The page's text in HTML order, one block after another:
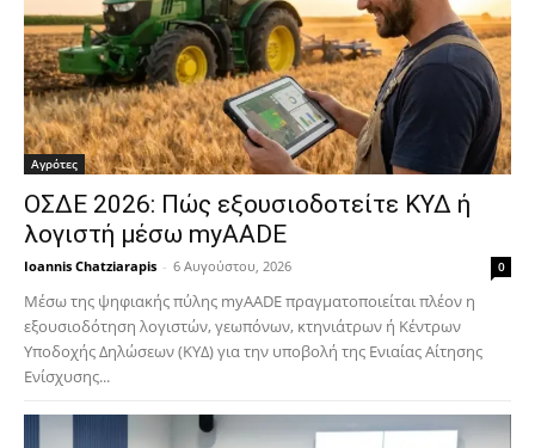
Αγρότες
ΟΣΔΕ 2026: Πώς εξουσιοδοτείτε ΚΥΔ ή
λογιστή μέσω myAADE
Ioannis Chatziarapis - 6 Αυγούστου, 2026 0
Μέσω της ψηφιακής πύλης myAADE πραγματοποιείται πλέον η
εξουσιοδότηση λογιστών, γεωπόνων, κτηνιάτρων ή Κέντρων
Υποδοχής Δηλώσεων (ΚΥΔ) για την υποβολή της Ενιαίας Αίτησης
Ενίσχυσης...